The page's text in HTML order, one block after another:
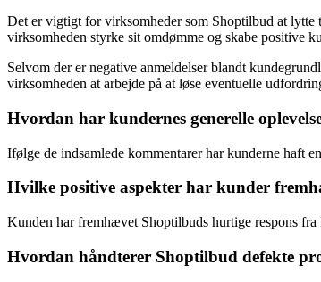
Det er vigtigt for virksomheder som Shoptilbud at lytte
virksomheden styrke sit omdømme og skabe positive
Selvom der er negative anmeldelser blandt
virksomheden at arbejde på at løse eventuelle
Hvordan har kundernes generelle
Ifølge de indsamlede kommentarer har kunderne haft
Hvilke positive aspekter har kunder
Kunden har fremhævet Shoptilbuds hurtige respons
Hvordan håndterer Shoptilbud defekte